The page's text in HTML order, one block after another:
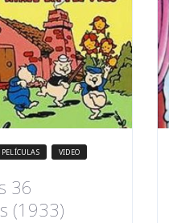
PELÍCULAS VIDEO
36
(1933)